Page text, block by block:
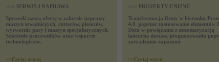
>>> SERWIS I NAPRAWA
Sprawdź naszą ofertę w zakresie naprawy
maszyn szwalniczych, cutterów, ploterów,
wytwornic pary i maszyn specjalistycznych.
Szkolenie pracowników oraz wsparcie
technologiczne.
>>Czytaj wiecej
>>> PROJEKTY UNIJNE
Transformacja firmy w kierunku
4.0. poprzez zastosowanie elementów
Data w powiązaniu z automatyzacją
łańcucha dostaw, prognozowania
zarządzania zapasami
>>Czytaj wiecej